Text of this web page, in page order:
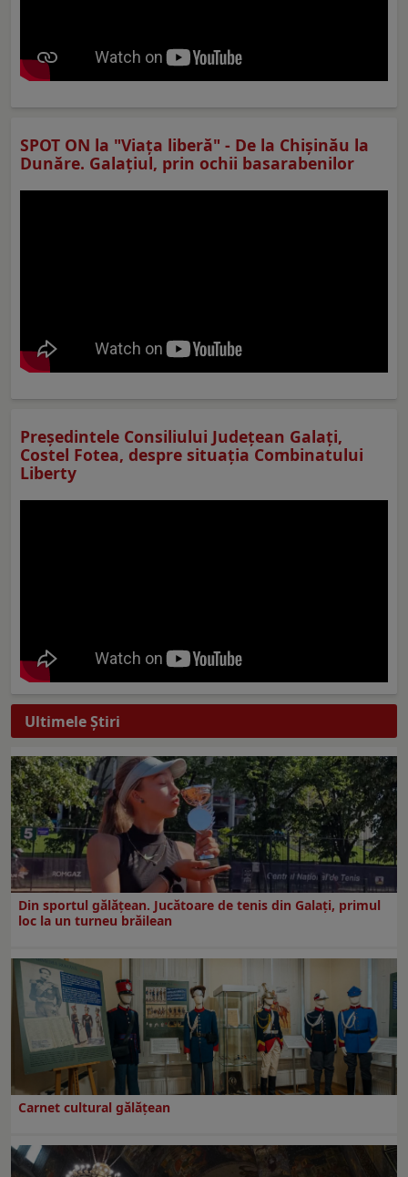
SPOT ON la "Viaţa liberă" - De la Chișinău la
Dunăre. Galațiul, prin ochii basarabenilor
Preşedintele Consiliului Judeţean Galaţi,
Costel Fotea, despre situaţia Combinatului
Liberty
Ultimele Ştiri
Din sportul gălățean. Jucătoare de tenis din Galați, primul
loc la un turneu brăilean
Carnet cultural gălăţean